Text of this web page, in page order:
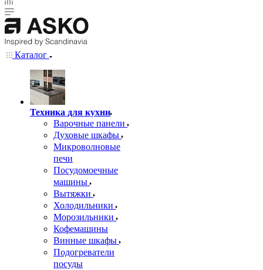
Каталог
Техника для кухни
Варочные панели
Духовые шкафы
Микроволновые
печи
Посудомоечные
машины
Вытяжки
Холодильники
Морозильники
Кофемашины
Винные шкафы
Подогреватели
посуды